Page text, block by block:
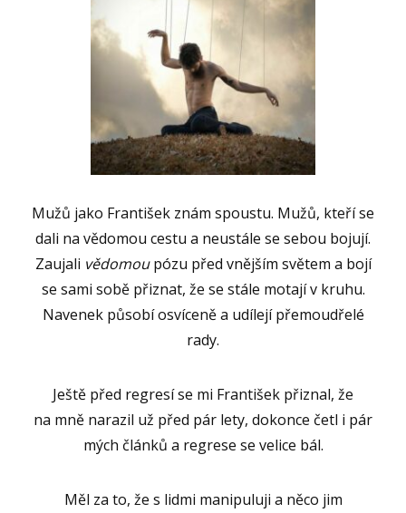
Mužů jako František znám spoustu. Mužů, kteří se
dali na vědomou cestu a neustále se sebou bojují.
Zaujali vědomoupózu před vnějším světem a bojí
se sami sobě přiznat, že se stále motají v kruhu.
Navenek působí osvíceně a udílejí přemoudřelé
rady.
Ještě před regresí se mi František přiznal, že
na mně narazil už před pár lety, dokonce četl i pár
mých článků a regrese se velice bál.
Měl za to, že s lidmi manipuluji a něco jim